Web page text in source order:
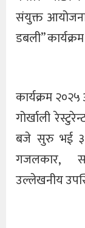
संयुक्त
डबली”
कार्यक्रम
गोर्खाली
बजे सुरु भई ३
गजलकार,
उल्लेखनीय